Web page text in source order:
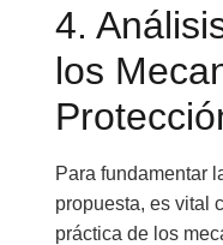
4.
los
Para fundamentar
propuesta, es vital
práctica de los